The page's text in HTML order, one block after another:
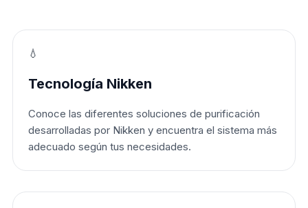
💧
Tecnología Nikken
Conoce las diferentes soluciones de purificación
desarrolladas por Nikken y encuentra el sistema más
adecuado según tus necesidades.